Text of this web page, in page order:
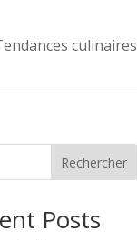
culinaires
Rechercher
Posts